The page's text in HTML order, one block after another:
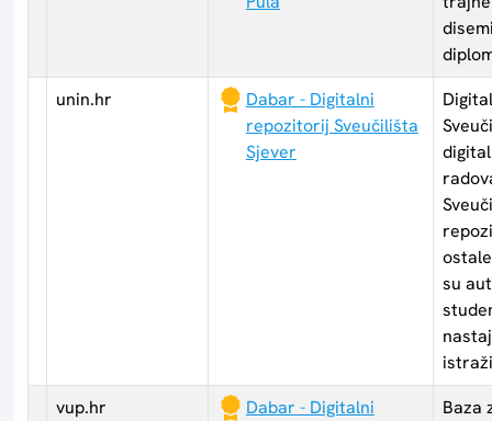
unin.hr
Dabar - Digitalni
repozitorij Sveučilišta
Sjever
su
vup.hr
Dabar - Digitalni
Baza